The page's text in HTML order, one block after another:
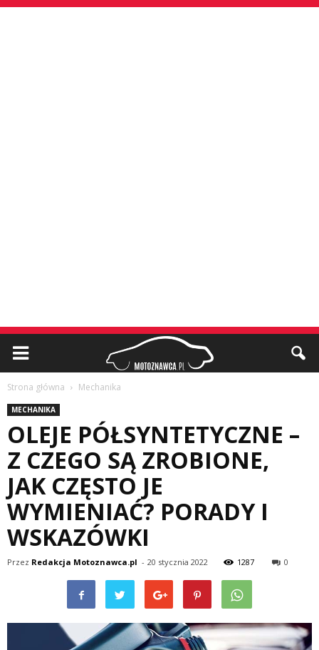
Strona główna Mechanika
MECHANIKA
OLEJE PÓŁSYNTETYCZNE –
Z CZEGO SĄ ZROBIONE,
JAK CZĘSTO JE
WYMIENIAĆ? PORADY I
WSKAZÓWKI
Przez Redakcja Motoznawca.pl - 20 stycznia 2022 1287 0